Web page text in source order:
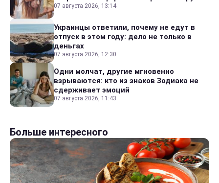
07 августа 2026, 13:14
Украинцы ответили, почему не едут в
отпуск в этом году: дело не только в
деньгах
07 августа 2026, 12:30
Одни молчат, другие мгновенно
взрываются: кто из знаков Зодиака не
сдерживает эмоций
07 августа 2026, 11:43
Больше интересного